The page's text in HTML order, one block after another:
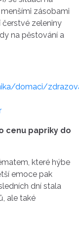
zásobami
čerstvé zeleniny
na pěstování a
domaci/
cenu papriky do
které hýbe
emoce pak
dní stala
ale také